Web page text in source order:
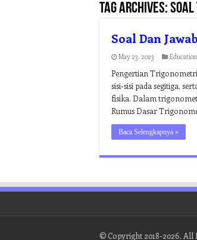
Tag Archives:soal
Soal Dan
May 23, 2023 Education
Pengertian
sisi-sisi pada segitiga,
fisika. Dalam
Rumus Dasar
Baca Selengkapnya »
© Copyright 2018-2026, All